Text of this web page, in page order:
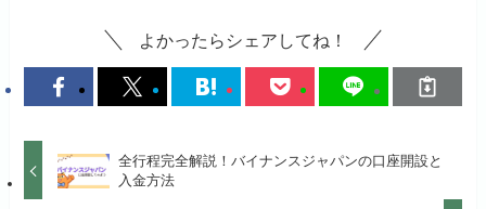
よかったらシェアしてね！
全行程完全解説！バイナンスジャパンの口座開設と
入金方法